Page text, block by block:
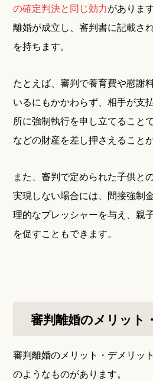
の確定判決と同じ効力がありま
離婚が成立し、審判書に記載さ
を持ちます。
たとえば、審判で養育費や慰謝
いるにもかかわらず、相手が支
所に強制執行を申し立てること
などの財産を差し押さえること
また、審判で定められた子供と
実現しない場合には、間接強制
理的なプレッシャーを与え、親
を促すこともできます。
審判離婚のメリット
審判離婚のメリット・デメリッ
のようなものがあります。